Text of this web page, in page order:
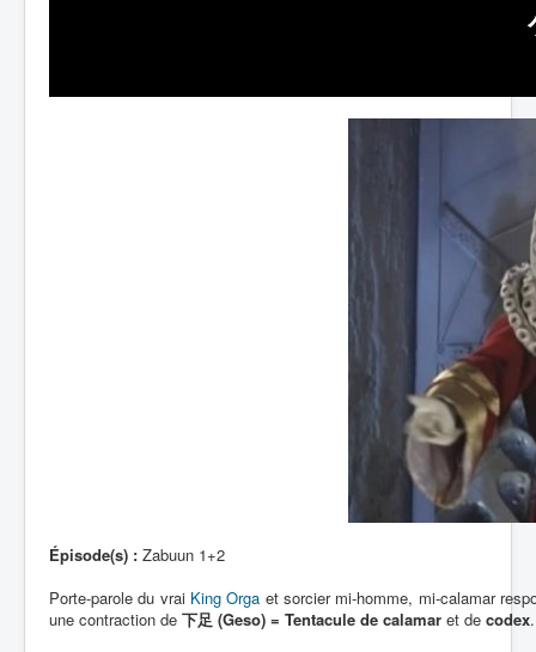
Épisode(s) : Zabuun 1+2
Porte-parole du vrai King Orga et sorcier mi-homme, mi-calamar
une contraction de 下足 (Geso) = Tentacule de calamar et de codex.